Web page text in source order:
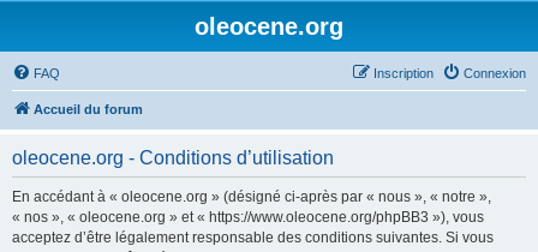
oleocene.org
FAQ Connexion
Inscription
Accueil du forum
oleocene.org - Conditions d’utilisation
En accédant à « oleocene.org » (désigné ci-après par « nous », « notre »,
« nos », « oleocene.org » et « https://www.oleocene.org/phpBB3 »), vous
acceptez d’être légalement responsable des conditions suivantes. Si vous